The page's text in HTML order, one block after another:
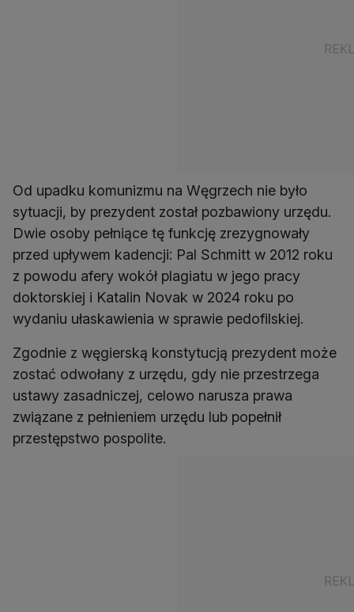
Od upadku komunizmu na Węgrzech nie było
sytuacji, by prezydent został pozbawiony urzędu.
Dwie osoby pełniące tę funkcję zrezygnowały
przed upływem kadencji: Pal Schmitt w 2012 roku
z powodu afery wokół plagiatu w jego pracy
doktorskiej i Katalin Novak w 2024 roku po
wydaniu ułaskawienia w sprawie pedofilskiej.
Zgodnie z węgierską konstytucją prezydent może
zostać odwołany z urzędu, gdy nie przestrzega
ustawy zasadniczej, celowo narusza prawa
związane z pełnieniem urzędu lub popełnił
przestępstwo pospolite.